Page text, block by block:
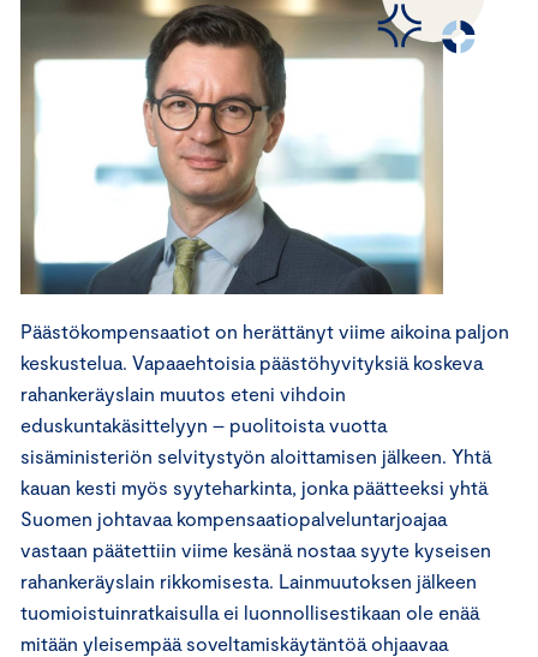
Päästökompensaatiot on herättänyt viime aikoina paljon
keskustelua. Vapaaehtoisia päästöhyvityksiä koskeva
rahankeräyslain muutos eteni vihdoin
eduskuntakäsittelyyn – puolitoista vuotta
sisäministeriön selvitystyön aloittamisen jälkeen. Yhtä
kauan kesti myös syyteharkinta, jonka päätteeksi yhtä
Suomen johtavaa kompensaatiopalveluntarjoajaa
vastaan päätettiin viime kesänä nostaa syyte kyseisen
rahankeräyslain rikkomisesta. Lainmuutoksen jälkeen
tuomioistuinratkaisulla ei luonnollisestikaan ole enää
mitään yleisempää soveltamiskäytäntöä ohjaavaa